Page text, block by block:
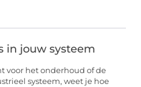
in jouw systeem
voor het onderhoud of de
systeem, weet je hoe